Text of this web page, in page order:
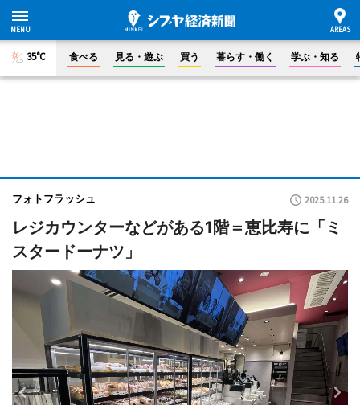
35°C 食べる 見る・遊ぶ 買う 暮らす・働く 学ぶ・知る
フォトフラッシュ 2025.11.26
レジカウンターなどがある1階＝恵比寿に「ミ
スタードーナツ」